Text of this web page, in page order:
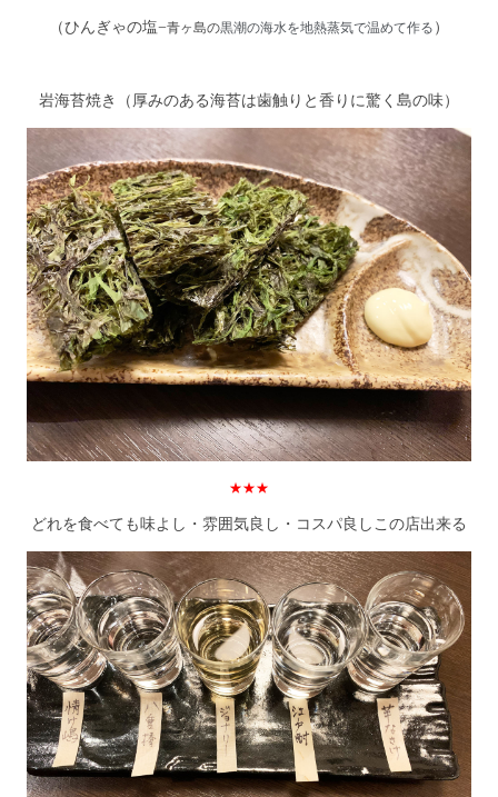
（ひんぎゃの塩−青ヶ島の黒潮の海水を地熱蒸気で温めて作る ）
岩海苔焼き（厚みのある海苔は歯触りと香りに驚く島の味）
★★★
どれを食べても味よし・雰囲気良し・コスパ良しこの店出来る